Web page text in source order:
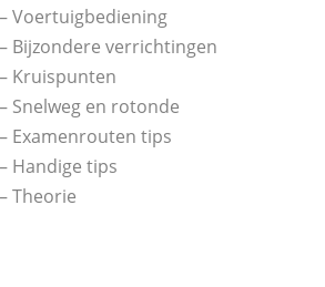
Voertuigbediening
Bijzondere verrichtingen
Kruispunten
Snelweg en rotonde
Examenrouten tips
Handige tips
Theorie